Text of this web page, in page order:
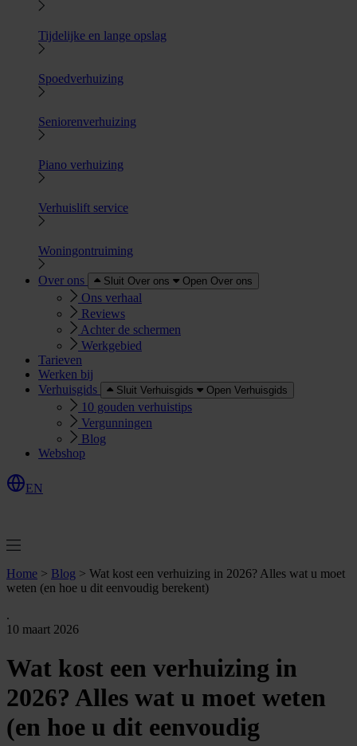
Tijdelijke en lange opslag
Spoedverhuizing
Seniorenverhuizing
Piano verhuizing
Verhuislift service
Woningontruiming
Over ons Sluit Over ons Open Over ons
Ons verhaal
Reviews
Achter de schermen
Werkgebied
Tarieven
Werken bij
Verhuisgids
Sluit Verhuisgids Open Verhuisgids
10 gouden verhuistips
Vergunningen
Blog
Webshop
EN
Home > Blog > Wat kost een verhuizing in 2026? Alles wat u moet
weten (en hoe u dit eenvoudig berekent)
.
10 maart 2026
Wat kost een verhuizing in
2026? Alles wat u moet weten
(en hoe u dit eenvoudig